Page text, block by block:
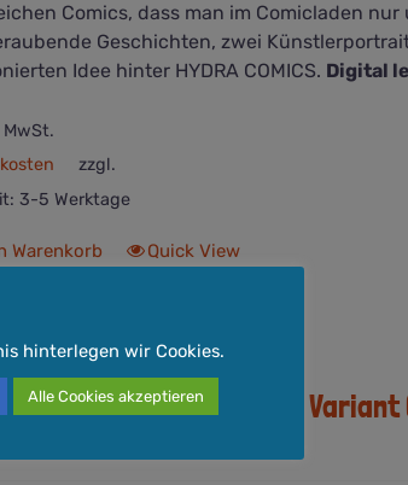
Comics, dass man im Comicladen
Geschichten, zwei
Idee hinter HYDRA COMICS. Digital
MwSt.
zzgl.
3-5 Werktage
Warenkorb Quick View
COMICS #1 – limitiertes Variant
hinterlegen wir Cookies.
Alle Cookies akzeptieren